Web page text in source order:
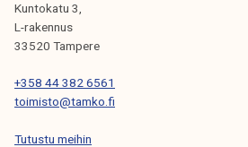
o
u
t
i
e
Kuntokatu 3,
L-rakennus
33520 Tampere
+358 44 382 6561
toimisto@tamko.fi
Tutustu meihin